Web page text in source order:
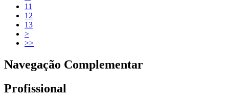
11
12
13
>
>>
Navegação Complementar
Profissional